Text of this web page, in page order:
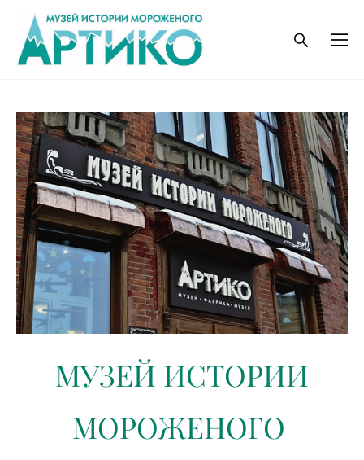
МУЗЕЙ ИСТОРИИ
МОРОЖЕНОГО